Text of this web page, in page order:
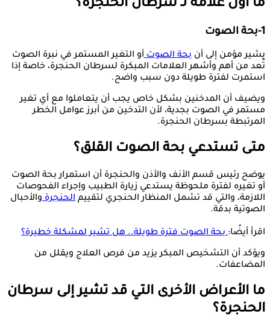
ما أول علامة لـ سرطان الحنجرة؟
1-بحة الصوت
يشير مؤمن إلى أن بحة الصوتأو التغير المستمر في نبرة الصوت
تُعد من أهم وأشهر العلامات المبكرة لسرطان الحنجرة، خاصة إذا
استمرت لفترة طويلة دون سبب واضح.
ويضيف أن المدخنين بشكل خاص يجب أن يتعاملوا مع أي تغير
مستمر في الصوت بجدية، لأن التدخين من أبرز عوامل الخطر
المرتبطة بسرطان الحنجرة.
متى تستدعي بحة الصوت القلق؟
يوضح رئيس قسم الأنف والأذن والحنجرة أن استمرار بحة الصوت
أو تغيره لفترة ملحوظة يستدعي زيارة الطبيب وإجراء الفحوصات
اللازمة، والتي قد تشمل المنظار الحنجري لتقييم الحنجرةوالأحبال
الصوتية بدقة.
اقرأ أيضًا:بحة الصوت فترة طويلة.. هل تشير لمشكلة خطيرة؟
ويؤكد أن التشخيص المبكر يزيد من فرص العلاج ويقلل من
المضاعفات.
ما الأعراض الأخرى التي قد تشير إلى سرطان
الحنجرة؟